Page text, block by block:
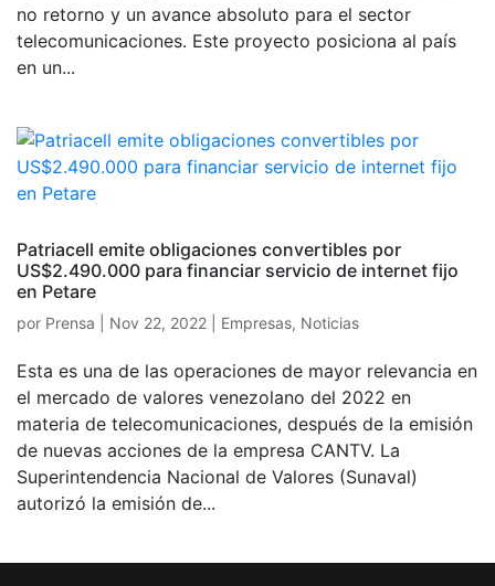
no retorno y un avance absoluto para el sector
telecomunicaciones. Este proyecto posiciona al país
en un...
Patriacell emite obligaciones convertibles por
US$2.490.000 para financiar servicio de internet fijo
en Petare
por Prensa Nov 22, 2022 Empresas, Noticias
Esta es una de las operaciones de mayor relevancia en
el mercado de valores venezolano del 2022 en
materia de telecomunicaciones, después de la emisión
de nuevas acciones de la empresa CANTV. La
Superintendencia Nacional de Valores (Sunaval)
autorizó la emisión de...